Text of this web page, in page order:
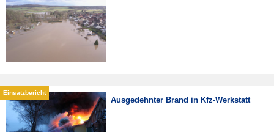
Ausgedehnter Brand in Kfz-Werkstatt